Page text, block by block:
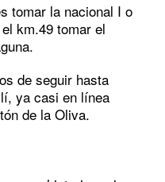
tomar la nacional I o
km.49 tomar el
de seguir hasta
ya casi en línea
de la Oliva.